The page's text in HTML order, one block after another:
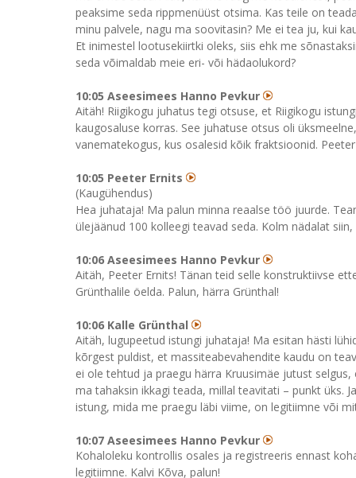
peaksime seda rippmenüüst otsima. Kas teile on
minu palvele, nagu ma soovitasin? Me ei tea ju, kui
Et inimestel lootusekiirtki oleks, siis ehk me
seda võimaldab meie eri- või hädaolukord?
10:05 Aseesimees Hanno Pevkur
Aitäh! Riigikogu juhatus tegi otsuse, et Riigikogu
kaugosaluse korras. See juhatuse otsus oli
vanematekogus, kus osalesid kõik fraktsioonid.
10:05 Peeter Ernits
(Kaugühendus)
Hea juhataja! Ma palun minna reaalse töö juurde.
ülejäänud 100 kolleegi teavad seda. Kolm nädalat
10:06 Aseesimees Hanno Pevkur
Aitäh, Peeter Ernits! Tänan teid selle konstruktiivse
Grünthalile öelda. Palun, härra Grünthal!
10:06 Kalle Grünthal
Aitäh, lugupeetud istungi juhataja! Ma esitan hästi
kõrgest puldist, et massiteabevahendite kaudu on
ei ole tehtud ja praegu härra Kruusimäe jutust
ma tahaksin ikkagi teada, millal teavitati – punkt üks.
istung, mida me praegu läbi viime, on legitiimne või
10:07 Aseesimees Hanno Pevkur
Kohaloleku kontrollis osales ja registreeris ennast
legitiimne. Kalvi Kõva, palun!